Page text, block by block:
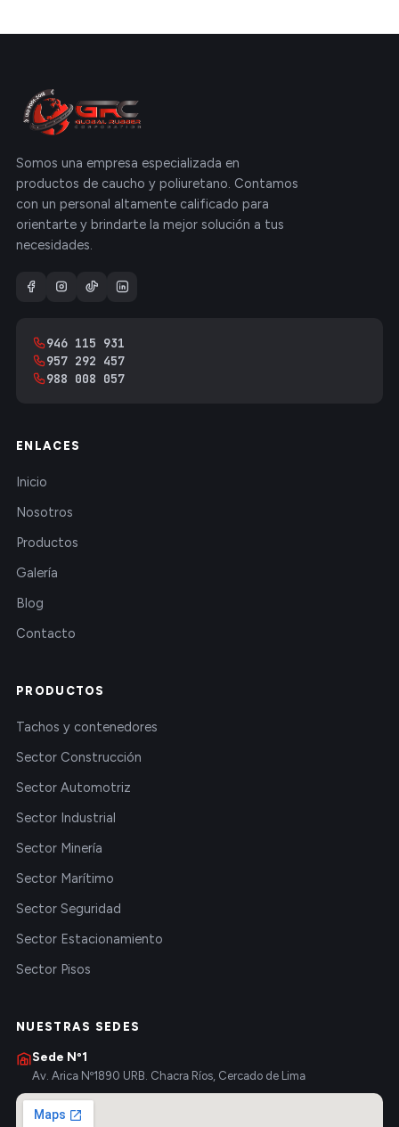
Somos una empresa especializada en
productos de caucho y poliuretano. Contamos
con un personal altamente calificado para
orientarte y brindarte la mejor solución a tus
necesidades.
946 115 931
957 292 457
988 008 057
ENLACES
Inicio
Nosotros
Productos
Galería
Blog
Contacto
PRODUCTOS
Tachos y contenedores
Sector Construcción
Sector Automotriz
Sector Industrial
Sector Minería
Sector Marítimo
Sector Seguridad
Sector Estacionamiento
Sector Pisos
NUESTRAS SEDES
Sede Nº1
Av. Arica Nº1890 URB. Chacra Ríos, Cercado de Lima